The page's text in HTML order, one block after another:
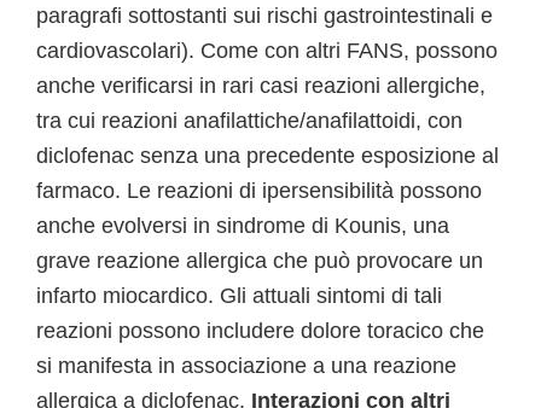
paragrafi sottostanti sui rischi gastrointestinali e
cardiovascolari). Come con altri FANS, possono
anche verificarsi in rari casi reazioni allergiche,
tra cui reazioni anafilattiche/anafilattoidi, con
diclofenac senza una precedente esposizione al
farmaco. Le reazioni di ipersensibilità possono
anche evolversi in sindrome di Kounis, una
grave reazione allergica che può provocare un
infarto miocardico. Gli attuali sintomi di tali
reazioni possono includere dolore toracico che
si manifesta in associazione a una reazione
allergica a diclofenac. Interazioni con altri